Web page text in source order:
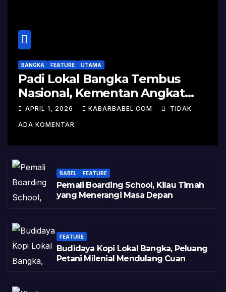
BANGKA FEATURE UTAMA
Padi Lokal Bangka Tembus
Nasional, Kementan Angkat
Kisah Sukses Pelepasan
Varietas
APRIL 1, 2026 KABARBABEL.COM TIDAK
ADA KOMENTAR
BABEL FEATURE
Pemali Boarding School, Kilau Timah
yang Menerangi Masa Depan
FEATURE
Budidaya Kopi Lokal Bangka, Peluang
Petani Milenial Mendulang Cuan